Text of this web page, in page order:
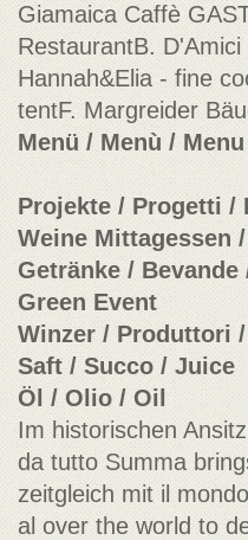
Giamaica Caffè
RestaurantB.
Hannah&Elia - fine
tentF. Margreider
Menü / Menù / Menu
Projekte / Progetti /
Weine Mittagessen
Getränke / Bevande
Green Event
Winzer / Produttori
Saft / Succo / Juice
Öl / Olio / Oil
Im historischen
da tutto Summa
zeitgleich mit il
al over the world to